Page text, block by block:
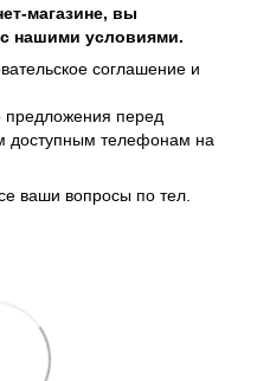
магазине, вы
нашими условиями.
соглашение и
предложения перед
доступным телефонам на
ваши вопросы по тел.